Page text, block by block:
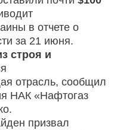
в отчете о
за 21 июня.
строя и
отрасль, сообщил
НАК «Нафтогаз
призвал